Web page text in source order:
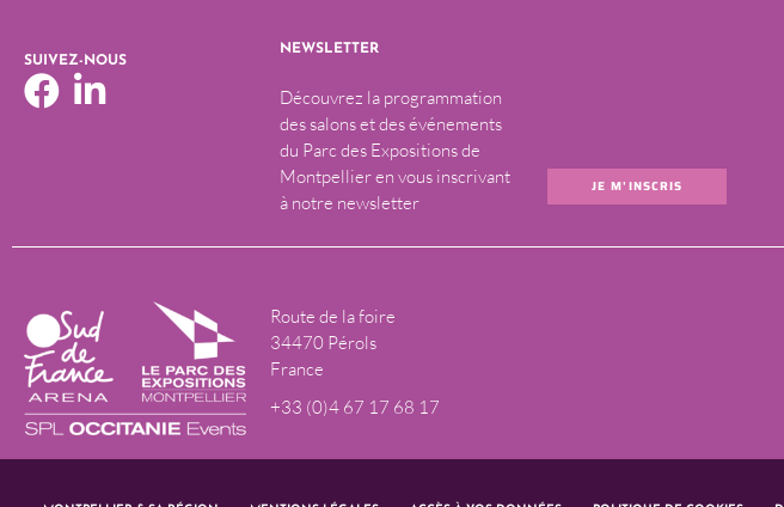
SUIVEZ-NOUS
NEWSLETTER
Découvrez la programmation
des salons et des événements
du Parc des Expositions de
Montpellier en vous inscrivant
à notre newsletter
JE M'INSCRIS
Route de la foire
34470 Pérols
France
+33 (0)4 67 17 68 17